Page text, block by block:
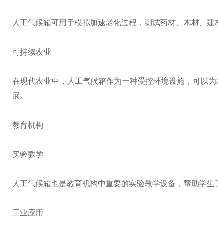
人工气候箱可用于模拟加速老化过程，测试药材、木材、
可持续农业
在现代农业中，人工气候箱作为一种受控环境设施，可以
展。
教育机构
实验教学
人工气候箱也是教育机构中重要的实验教学设备，帮助学
工业应用